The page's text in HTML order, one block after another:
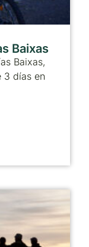
Baixas
Baixas,
3 días en